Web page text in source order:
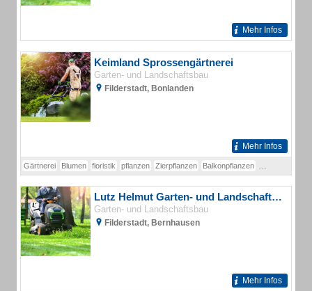
Mehr Infos
Keimland Sprossengärtnerei
Garten- und Landschaftsbau
Filderstadt, Bonlanden
Mehr Infos
Gärtnerei Blumen floristik pflanzen Zierpflanzen Balkonpflanzen
Lutz Helmut Garten- und Landschaftsbau
Garten- und Landschaftsbau
Filderstadt, Bernhausen
Mehr Infos